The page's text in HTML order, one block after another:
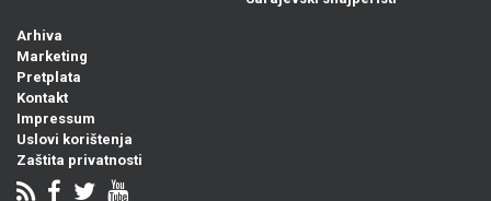
Arhiva
Marketing
Pretplata
Kontakt
Impressum
Uslovi korištenja
Zaštita privatnosti